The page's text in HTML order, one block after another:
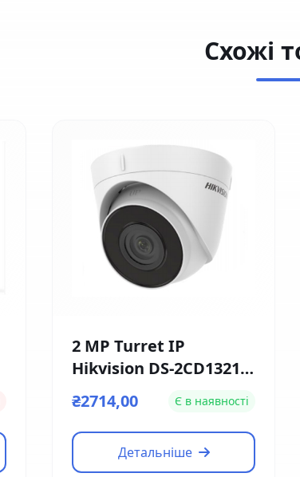
Схожі
2 MP Turret IP
Hikvision DS-2CD1321-
I(F) (4мм)
₴2714,00 Є в наявності
Детальніше